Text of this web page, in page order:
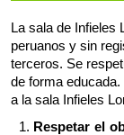
La sala de Infieles
peruanos y sin
terceros. Se
de forma
a la sala Infieles
Respetar el